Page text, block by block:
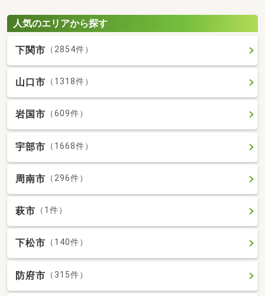
人気のエリアから探す
下関市 （2854件）
山口市 （1318件）
岩国市 （609件）
宇部市 （1668件）
周南市 （296件）
萩市 （1件）
下松市 （140件）
防府市 （315件）